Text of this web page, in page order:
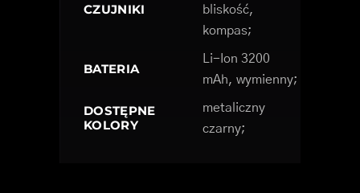
CZUJNIKI
bliskość,
kompas;
BATERIA
Li-Ion 3200
mAh, wymienny;
DOSTĘPNE
KOLORY
metaliczny
czarny;